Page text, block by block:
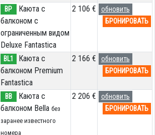
BP
Каюта с
балконом c
ограниченным видом
Deluxe Fantastica
2 106 €
обновить
БРОНИРОВАТЬ
BL1
Каюта с
балконом Premium
Fantastica
2 166 €
обновить
БРОНИРОВАТЬ
BB
Каюта с
балконом Bella без
заранее известного
номера
2 206 €
обновить
БРОНИРОВАТЬ